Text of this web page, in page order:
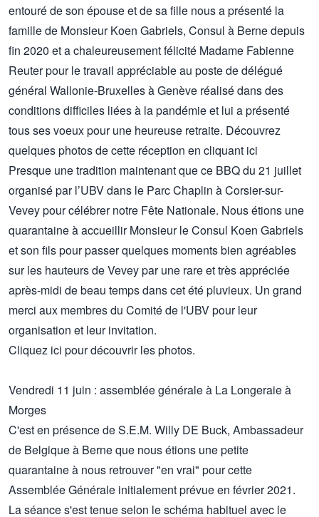
entouré de son épouse et de sa fille nous a présenté la
famille de Monsieur Koen Gabriels, Consul à Berne depuis
fin 2020 et a chaleureusement félicité Madame Fabienne
Reuter pour le travail appréciable au poste de délégué
général Wallonie-Bruxelles à Genève réalisé dans des
conditions difficiles liées à la pandémie et lui a présenté
tous ses voeux pour une heureuse retraite. Découvrez
quelques photos de cette réception en cliquant ici
Presque une tradition maintenant que ce BBQ du 21 juillet
organisé par l’UBV dans le Parc Chaplin à Corsier-sur-
Vevey pour célébrer notre Fête Nationale. Nous étions une
quarantaine à accueillir Monsieur le Consul Koen Gabriels
et son fils pour passer quelques moments bien agréables
sur les hauteurs de Vevey par une rare et très appréciée
après-midi de beau temps dans cet été pluvieux. Un grand
merci aux membres du Comité de l'UBV pour leur
organisation et leur invitation.
Cliquez ici pour découvrir les photos.
Vendredi 11 juin : assemblée générale à La Longeraie à
Morges
C'est en présence de S.E.M. Willy DE Buck, Ambassadeur
de Belgique à Berne que nous étions une petite
quarantaine à nous retrouver "en vrai" pour cette
Assemblée Générale initialement prévue en février 2021.
La séance s'est tenue selon le schéma habituel avec le